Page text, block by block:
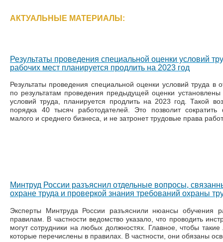
АКТУАЛЬНЫЕ МАТЕРИАЛЫ:
Результаты проведения специальной оценки условий
рабочих мест планируется продлить на 2023 год
Результаты проведения специальной оценки условий труда в
по результатам проведения предыдущей оценки
условий труда, планируется продлить на 2023 год. Такой
порядка 40 тысяч работодателей. Это позволит сократить
малого и среднего бизнеса, и не затронет трудовые права
Минтруд России разъяснил отдельные вопросы,
охране труда и проверкой знания требований охраны
Эксперты Минтруда России разъяснили нюансы обучения
правилам. В частности ведомство указало, что проводить
могут сотрудники на любых должностях. Главное, чтобы
которые перечислены в правилах. В частности, они обязаны